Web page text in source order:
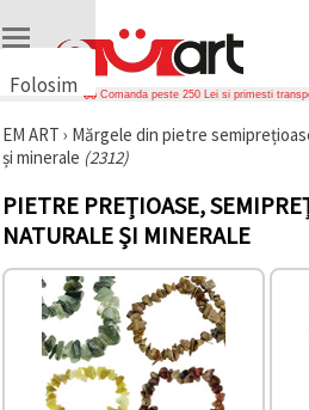
Folosim
uri
🍪 Folosim
și
tehnologii
similare
pentru a
asigura
funcționarea
corectă a
site-ului,
pentru a vă
îmbunătăți
experiența
Comanda peste 250 Lei si primesti
EM ART › Mărgele din pietre
și minerale (2312)
PIETRE PREȚIOASE,
NATURALE ȘI MINERALE